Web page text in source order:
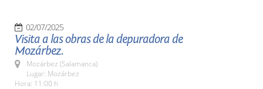
02/07/2025
Visita a las obras de la depuradora de
Mozárbez.
Mozárbez (Salamanca)
Lugar: Mozárbez
Hora: 11:00 h